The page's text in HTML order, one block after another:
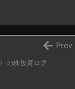
の株投資ログ
Prev